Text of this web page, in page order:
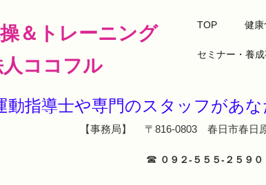
＆トレーニング
ココフル
TOP 健康
セミナー・養
動指導士や専門のスタッフ
【事務局】 〒816-0803 春日市春日
☎ ０９２‐５５５‐２